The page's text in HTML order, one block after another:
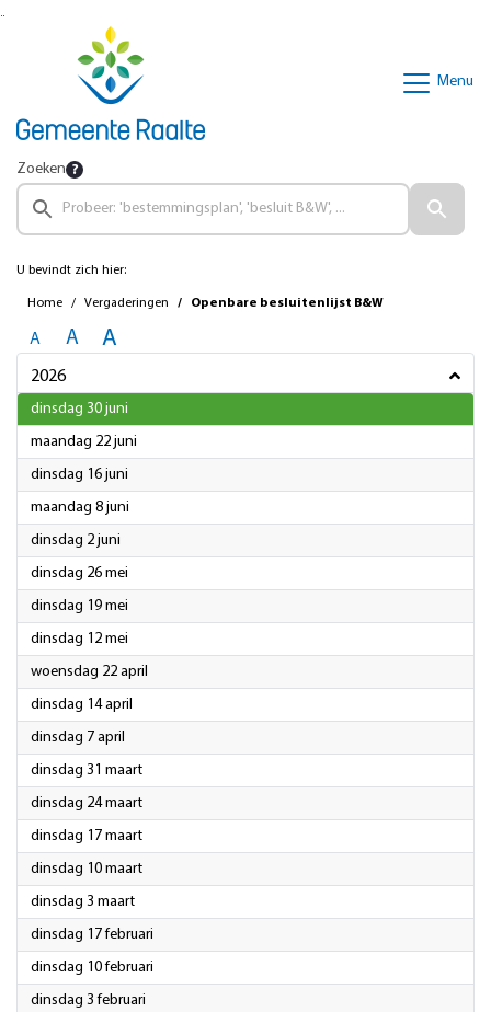
Ga naar de inhoud van deze pagina
Ga naar het zoeken
Menu
Zoeken
U bevindt zich hier:
Home Vergaderingen Openbare besluitenlijst B&W
A A A
2026
dinsdag 30 juni
maandag 22 juni
dinsdag 16 juni
maandag 8 juni
dinsdag 2 juni
dinsdag 26 mei
dinsdag 19 mei
dinsdag 12 mei
woensdag 22 april
dinsdag 14 april
dinsdag 7 april
dinsdag 31 maart2026
dinsdag 24 maart2026
dinsdag 17 maart2026
dinsdag 10 maart2026
dinsdag 3 maart2026
dinsdag 17 februari
dinsdag 10 februari
dinsdag 3 februari